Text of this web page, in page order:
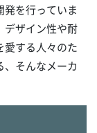
を行っていま
デザイン性や耐
愛する人々のた
そんなメーカ